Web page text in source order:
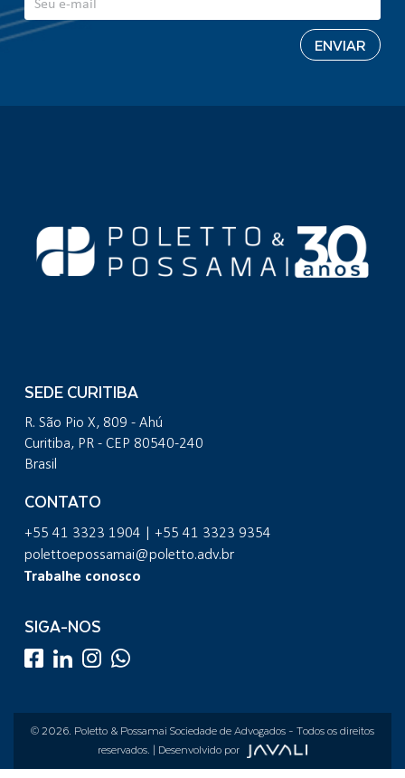
SEDE CURITIBA
R. São Pio X, 809 - Ahú
Curitiba, PR - CEP 80540-240
Brasil
CONTATO
+55 41 3323 1904 | +55 41 3323 9354
polettoepossamai@poletto.adv.br
Trabalhe conosco
SIGA-NOS
© 2026. Poletto & Possamai Sociedade de Advogados - Todos os direitos
reservados. | Desenvolvido por